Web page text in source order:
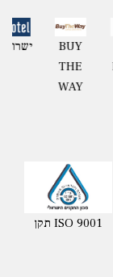
BUY
תקן ISO 9001